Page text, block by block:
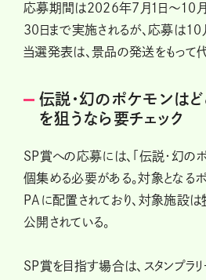
応募期間は2026年7月1日～10月
30日まで実施されるが、応募は10
当選発表は、景品の発送をもって代
伝説・幻のポケモンはど
を狙うなら要チェック
SP賞への応募には、「伝説・幻の
個集める必要がある。対象となる
PAに配置されており、対象施設は
公開されている。
SP賞を目指す場合は、スタンプラ